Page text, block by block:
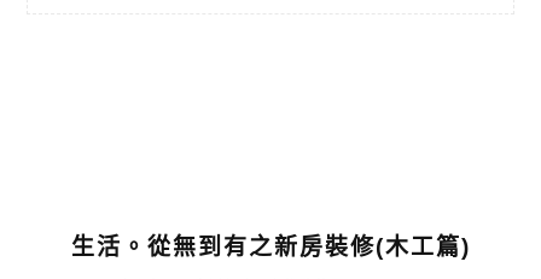
生活。從無到有之新房裝修(木工篇)